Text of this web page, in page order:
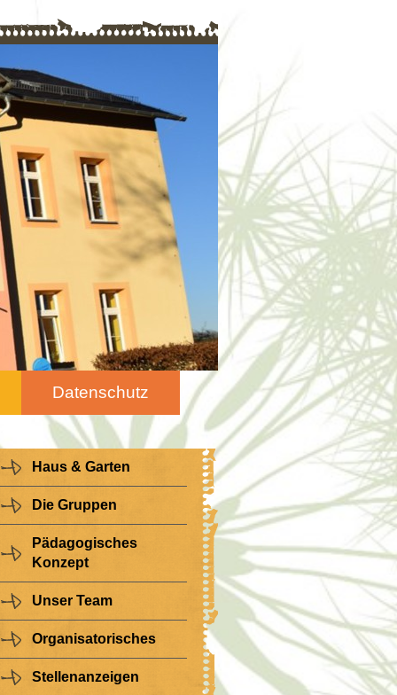
Datenschutz
Haus & Garten
Die Gruppen
Pädagogisches
Konzept
Unser Team
Organisatorisches
Stellenanzeigen